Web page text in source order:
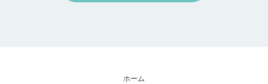
ホーム